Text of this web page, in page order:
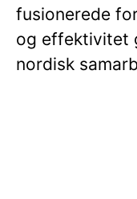
fusionerede
og effektivitet
nordisk